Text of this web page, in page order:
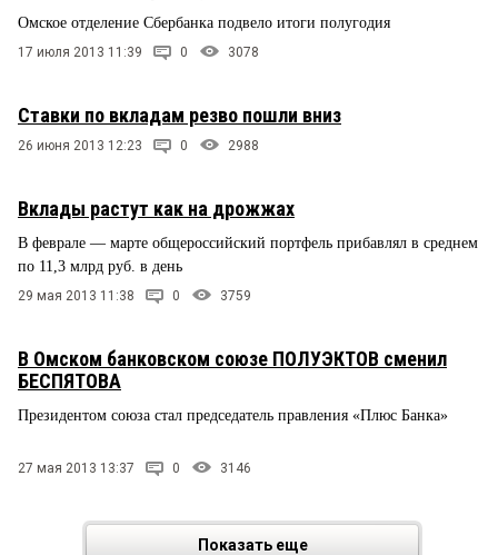
Омское отделение Сбербанка подвело итоги полугодия
17 июля 2013 11:39 0 3078
Ставки по вкладам резво пошли вниз
26 июня 2013 12:23 0 2988
Вклады растут как на дрожжах
В феврале — марте общероссийский портфель прибавлял в среднем
по 11,3 млрд руб. в день
29 мая 2013 11:38 0 3759
В Омском банковском союзе ПОЛУЭКТОВ сменил
БЕСПЯТОВА
Президентом союза стал председатель правления «Плюс Банка»
27 мая 2013 13:37 0 3146
Показать еще